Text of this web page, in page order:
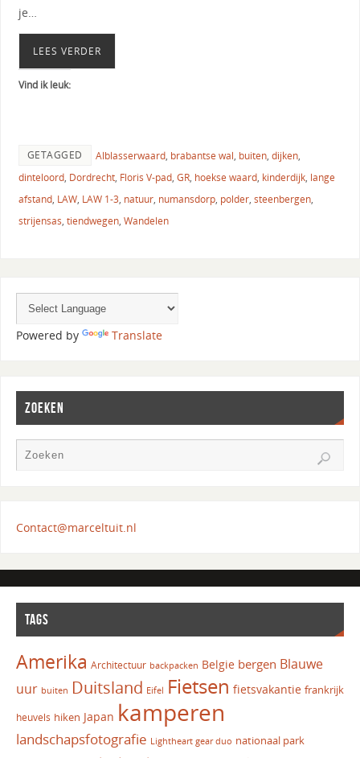
je…
LEES VERDER
Vind ik leuk:
GETAGGED Alblasserwaard, brabantse wal, buiten, dijken,
dinteloord, Dordrecht, Floris V-pad, GR, hoekse waard, kinderdijk, lange
afstand, LAW, LAW 1-3, natuur, numansdorp, polder, steenbergen,
strijensas, tiendwegen, Wandelen
Powered by Translate
ZOEKEN
Contact@marceltuit.nl
TAGS
Amerika Architectuur backpacken Belgie bergen Blauwe
uur buiten Duitsland Eifel Fietsen fietsvakantie frankrijk
heuvels hiken Japan kamperen
landschapsfotografie Lightheart gear duo nationaal park